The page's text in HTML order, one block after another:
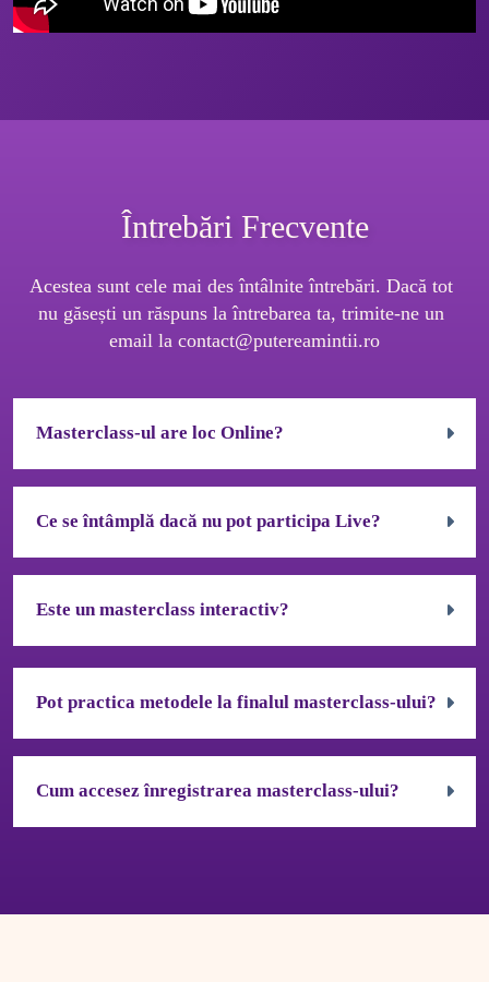
Întrebări Frecvente
Acestea sunt cele mai des întâlnite întrebări. Dacă tot
nu găsești un răspuns la întrebarea ta, trimite-ne un
email la contact@putereamintii.ro
Masterclass-ul are loc Online?
Ce se întâmplă dacă nu pot participa Live?
Este un masterclass interactiv?
Pot practica metodele la finalul masterclass-ului?
Cum accesez înregistrarea masterclass-ului?